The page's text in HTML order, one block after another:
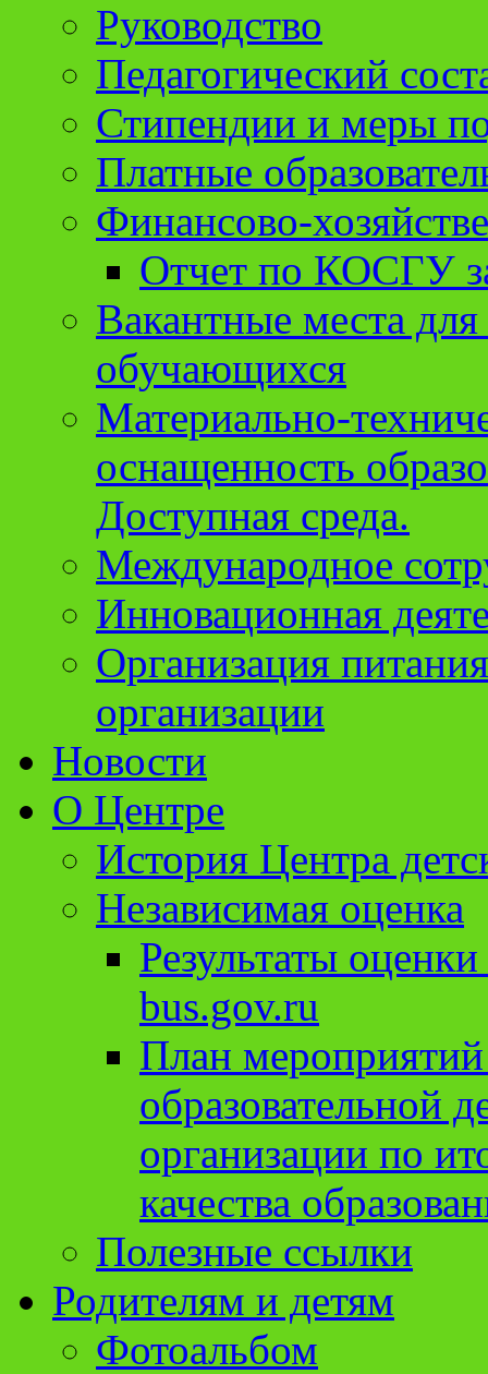
Руководство
Педагогический
Стипендии и меры
Платные
Финансово-
Отчет по КОСГУ
Вакантные места
обучающихся
Материально-
оснащенность
Доступная среда.
Международное
Инновационная
Организация
организации
Новости
О Центре
История Центра
Независимая оценка
Результаты
bus.gov.ru
План
образовательной
организации по
качества
Полезные ссылки
Родителям и детям
Фотоальбом